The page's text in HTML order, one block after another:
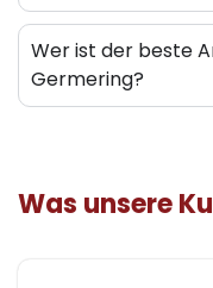
Wer ist der beste
Germering?
Was unsere